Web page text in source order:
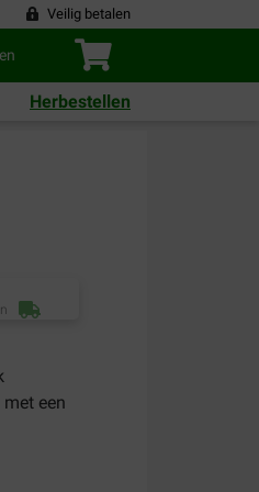
Veilig betalen
Herbestellen
een